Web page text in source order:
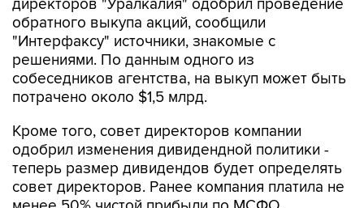
директоров "Уралкалия" одобрил проведение
обратного выкупа акций, сообщили
"Интерфаксу" источники, знакомые с
решениями. По данным одного из
собеседников агентства, на выкуп может быть
потрачено около $1,5 млрд.
Кроме того, совет директоров компании
одобрил изменения дивидендной политики -
теперь размер дивидендов будет определять
совет директоров. Ранее компания платила не